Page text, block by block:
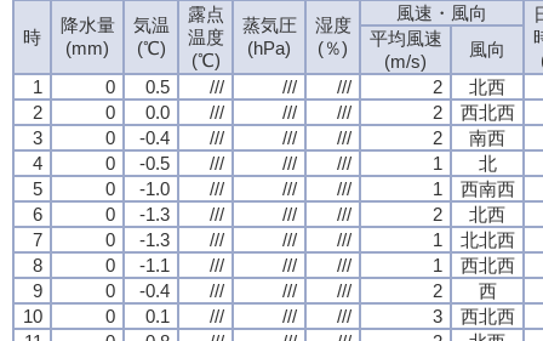
時
降水量
(mm)
気温
(℃)
露点
温度
(℃)
蒸気圧
(hPa)
湿度
(％)
風速・風向
平均風速
(m/s)
風向
1
0 0.5 /// /// /// 2
北西
2
0 0.0 /// /// /// 2
西北西
3
0 -0.4 /// /// /// 2
南西
4
0 -0.5 /// /// /// 1
北
5
0 -1.0 /// /// /// 1
西南西
6
0 -1.3 /// /// /// 2
北西
7
0 -1.3 /// /// /// 1
北北西
8
0 -1.1 /// /// /// 1
西北西
9
0 -0.4 /// /// /// 2
西
10
0 0.1 /// /// /// 3
西北西
時
降水量
(mm)
気温
(℃)
露点
温度
(℃)
蒸気圧
(hPa)
湿度
(％)
風速・風向
平均風速
(m/s)
風向
1
0 0.5 /// /// /// 2
北西
2
0 0.0 /// /// /// 2
西北西
3
0 -0.4 /// /// /// 2
南西
4
0 -0.5 /// /// /// 1
北
5
0 -1.0 /// /// /// 1
西南西
6
0 -1.3 /// /// /// 2
北西
7
0 -1.3 /// /// /// 1
北北西
8
0 -1.1 /// /// /// 1
西北西
9
0 -0.4 /// /// /// 2
西
10
0 0.1 /// /// /// 3
西北西
時
降水量
(mm)
気温
(℃)
露点
温度
(℃)
蒸気圧
(hPa)
湿度
(％)
風速・風向
平均風速
(m/s)
風向
1
0 0.5 /// /// /// 2
北西
2
0 0.0 /// /// /// 2
西北西
3
0 -0.4 /// /// /// 2
南西
4
0 -0.5 /// /// /// 1
北
5
0 -1.0 /// /// /// 1
西南西
6
0 -1.3 /// /// /// 2
北西
7
0 -1.3 /// /// /// 1
北北西
8
0 -1.1 /// /// /// 1
西北西
9
0 -0.4 /// /// /// 2
西
10
0 0.1 /// /// /// 3
西北西
時
降水量
(mm)
気温
(℃)
露点
温度
(℃)
蒸気圧
(hPa)
湿度
(％)
風速・風向
平均風速
(m/s)
風向
1
0 0.5 /// /// /// 2
北西
2
0 0.0 /// /// /// 2
西北西
3
0 -0.4 /// /// /// 2
南西
4
0 -0.5 /// /// /// 1
北
5
0 -1.0 /// /// /// 1
西南西
6
0 -1.3 /// /// /// 2
北西
7
0 -1.3 /// /// /// 1
北北西
8
0 -1.1 /// /// /// 1
西北西
9
0 -0.4 /// /// /// 2
西
10
0 0.1 /// /// /// 3
西北西